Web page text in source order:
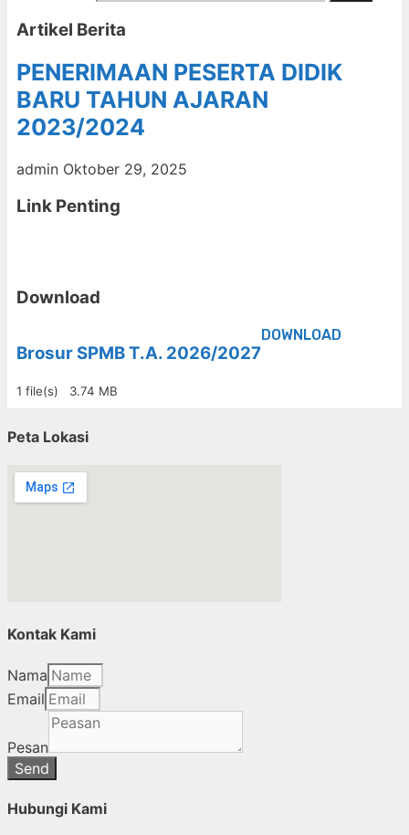
Artikel Berita
PENERIMAAN PESERTA DIDIK
BARU TAHUN AJARAN
2023/2024
admin Oktober 29, 2025
Link Penting
Download
Brosur SPMB T.A. 2026/2027
1 file(s) 3.74 MB
DOWNLOAD
Peta Lokasi
Kontak Kami
Nama
Email
Pesan
Send
Hubungi Kami